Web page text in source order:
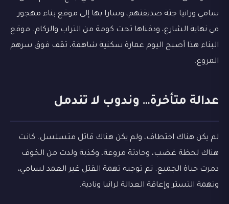
سامي ورانيا جثة صديقتهم، وسارا بها إلى موقع بناء مهجور
في نهاية الشارع، ودفناها تحت كومة من التراب والركام. موقع
البناء هذا أصبح اليوم عمارة سكنية شاهقة، تقف فوق سرهم
المروع.
عدالة متأخرة… وندوب لا تندمل
لم يكن هناك اختطاف، ولم يكن هناك قاتل متسلسل. كانت
هناك لحظة غضب، وحادثة مروعة، وكذبة ولدت من الخوف
دمرت حياة الجميع. تم توجيه تهمة القتل غير العمد لسامي،
وتهمة التستر وإعاقة العدالة لرانيا ونادية.